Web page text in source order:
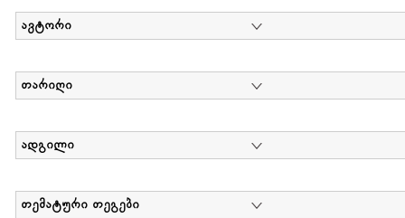
ავტორი
თარიღი
ადგილი
თემატური თეგები